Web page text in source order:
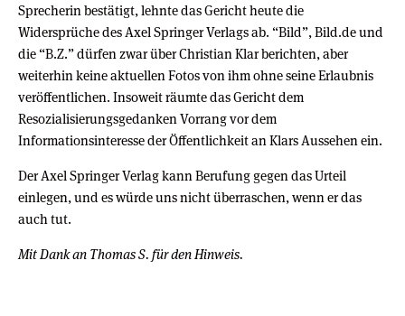
Sprecherin bestätigt, lehnte das Gericht heute die
Widersprüche des Axel Springer Verlags ab. “Bild”, Bild.de und
die “B.Z.” dürfen zwar über Christian Klar berichten, aber
weiterhin keine aktuellen Fotos von ihm ohne seine Erlaubnis
veröffentlichen. Insoweit räumte das Gericht dem
Resozialisierungsgedanken Vorrang vor dem
Informationsinteresse der Öffentlichkeit an Klars Aussehen ein.
Der Axel Springer Verlag kann Berufung gegen das Urteil
einlegen, und es würde uns nicht überraschen, wenn er das
auch tut.
Mit Dank an Thomas S. für den Hinweis.